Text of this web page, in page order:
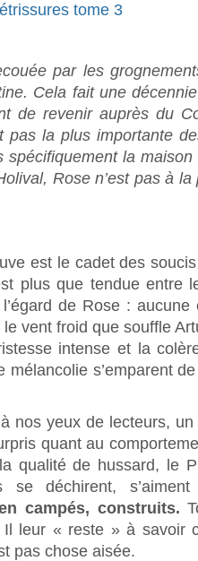
tome 3
par les
Cela fait une
de revenir auprès du
pas la plus importante
la maison
Rose n’est pas à
est le cadet des
plus que tendue entre
de Rose :
vent froid que souffle
intense et la
mélancolie s’emparent
nos yeux de lecteurs,
quant au
qualité de hussard, le
déchirent,
campés, construits.
Il leur « reste » à savoir
pas chose aisée.